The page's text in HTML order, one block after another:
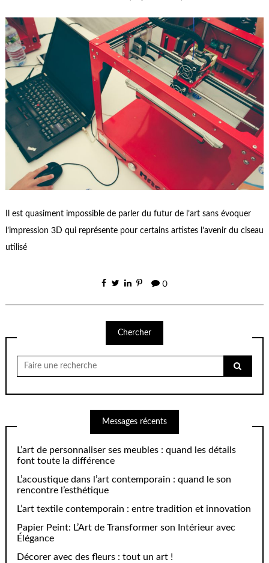
Il est quasiment impossible de parler du futur de l’art sans évoquer
l’impression 3D qui représente pour certains artistes l’avenir du ciseau
utilisé
0
Chercher
pour:
Messages récents
L’art de personnaliser ses meubles : quand les détails
font toute la différence
L’acoustique dans l’art contemporain : quand le son
rencontre l’esthétique
L’art textile contemporain : entre tradition et innovation
Papier Peint: L’Art de Transformer son Intérieur avec
Élégance
Décorer avec des fleurs : tout un art !